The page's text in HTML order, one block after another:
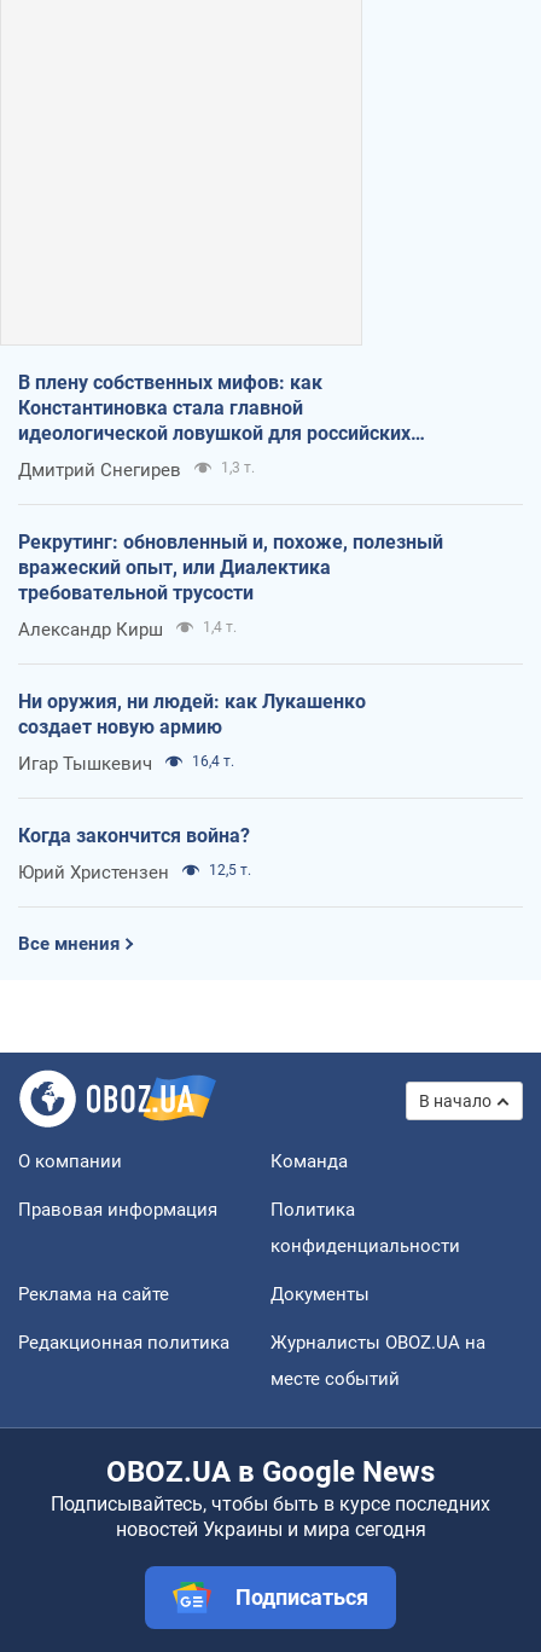
В плену собственных мифов: как
Константиновка стала главной
идеологической ловушкой для российских
оккупантов
Дмитрий Снегирев 1,3 т.
Рекрутинг: обновленный и, похоже, полезный
вражеский опыт, или Диалектика
требовательной трусости
Александр Кирш 1,4 т.
Ни оружия, ни людей: как Лукашенко
создает новую армию
Игар Тышкевич 16,4 т.
Когда закончится война?
Юрий Христензен 12,5 т.
Все мнения
В начало
О компании Команда
Правовая информация
Политика
конфиденциальности
Реклама на сайте Документы
Редакционная политика
Журналисты OBOZ.UA на
месте событий
OBOZ.UA в Google News
Подписывайтесь, чтобы быть в курсе последних
новостей Украины и мира сегодня
Подписаться